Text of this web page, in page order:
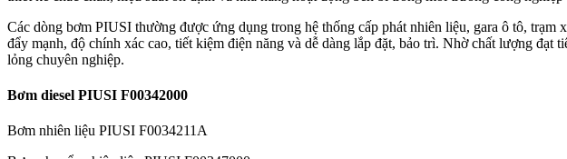
Các dòng bơm PIUSI thường được ứng dụng trong hệ thống cấp phát nhiên liệu, gara ô tô,
đẩy mạnh, độ chính xác cao, tiết kiệm điện năng và dễ dàng lắp đặt, bảo trì. Nhờ chất lượng
lỏng chuyên nghiệp.
Bơm diesel PIUSI F00342000
Bơm nhiên liệu PIUSI F0034211A